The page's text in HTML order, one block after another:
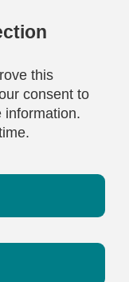
this
consent to
information.